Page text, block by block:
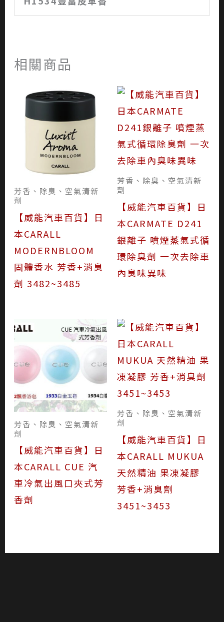
相關商品
芳香、除臭、空氣清新
劑
【威能汽車百貨】日
本CARALL
MODERNBLOOM
固體香水 芳香+消臭
劑 3482~3485
芳香、除臭、空氣清新
劑
【威能汽車百貨】日
本CARMATE D241
銀離子 噴煙蒸氣式循
環除臭劑 一次去除車
內臭味異味
芳香、除臭、空氣清新
劑
【威能汽車百貨】日
本CARALL CUE 汽
車冷氣出風口夾式芳
香劑
芳香、除臭、空氣清新
劑
【威能汽車百貨】日
本CARALL MUKUA
天然精油 果凍凝膠
芳香+消臭劑
3451~3453